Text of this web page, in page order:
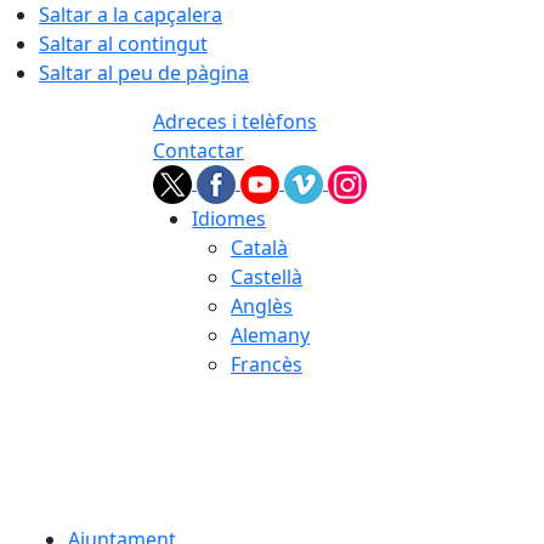
Saltar a la capçalera
Saltar al contingut
Saltar al peu de pàgina
Adreces i telèfons
Contactar
Idiomes
Català
Castellà
Anglès
Alemany
Francès